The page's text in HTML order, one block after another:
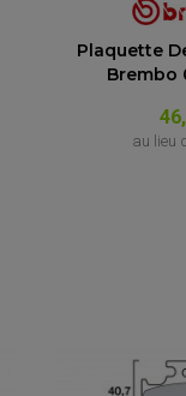
Plaquette
Brembo
au lieu